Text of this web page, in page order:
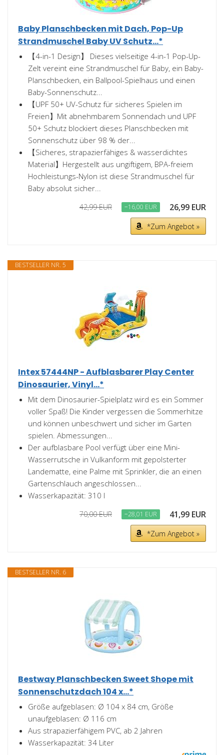
Baby Planschbecken mit Dach, Pop-Up
Strandmuschel Baby UV Schutz...*
【4-in-1 Design】 Dieses vielseitige 4-in-1 Pop-Up-
Zelt vereint eine Strandmuschel für Baby, ein Baby-
Planschbecken, ein Ballpool-Spielhaus und einen
Baby-Sonnenschutz...
【UPF 50+ UV-Schutz für sicheres Spielen im
Freien】Mit abnehmbarem Sonnendach und UPF
50+ Schutz blockiert dieses Planschbecken mit
Sonnenschutz über 98 % der...
【Sicheres, strapazierfähiges & wasserdichtes
Material】Hergestellt aus ungiftigem, BPA-freiem
Hochleistungs-Nylon ist diese Strandmuschel für
Baby absolut sicher...
42,99 EUR −16,00 EUR 26,99 EUR
*Zum Angebot »
BESTSELLER NR. 5
Intex 57444NP - Aufblasbarer Play Center
Dinosaurier, Vinyl...*
Mit dem Dinosaurier-Spielplatz wird es ein Sommer
voller Spaß! Die Kinder vergessen die Sommerhitze
und können unbeschwert und sicher im Garten
spielen. Abmessungen...
Der aufblasbare Pool verfügt über eine Mini-
Wasserrutsche in Vulkanform mit gepolsterter
Landematte, eine Palme mit Sprinkler, die an einen
Gartenschlauch angeschlossen...
Wasserkapazität: 310 l
70,00 EUR −28,01 EUR 41,99 EUR
*Zum Angebot »
BESTSELLER NR. 6
Bestway Planschbecken Sweet Shope mit
Sonnenschutzdach 104 x...*
Größe aufgeblasen: Ø 104 x 84 cm, Größe
unaufgeblasen: Ø 116 cm
Aus strapazierfähigem PVC, ab 2 Jahren
Wasserkapazität: 34 Liter